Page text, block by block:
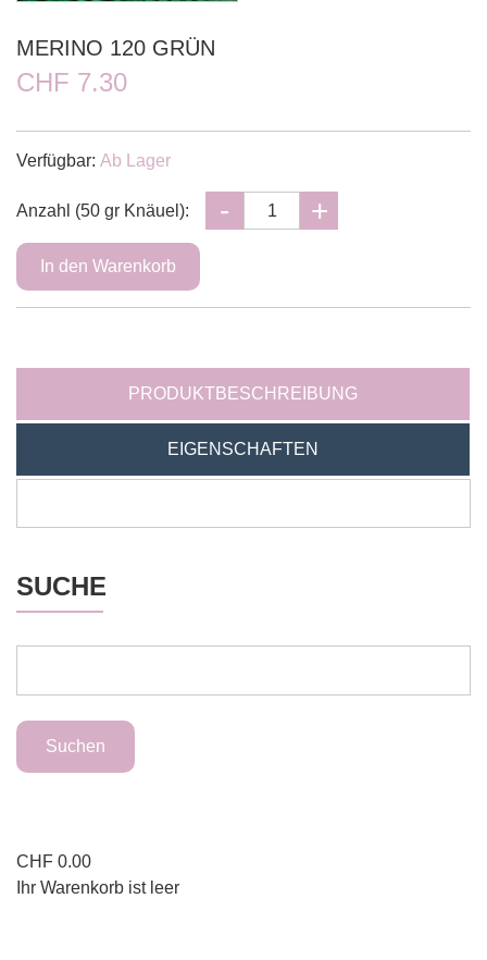
MERINO 120 GRÜN
CHF 7.30
Verfügbar: Ab Lager
Anzahl (50 gr Knäuel):
PRODUKTBESCHREIBUNG
EIGENSCHAFTEN
SUCHE
CHF 0.00
Ihr Warenkorb ist leer